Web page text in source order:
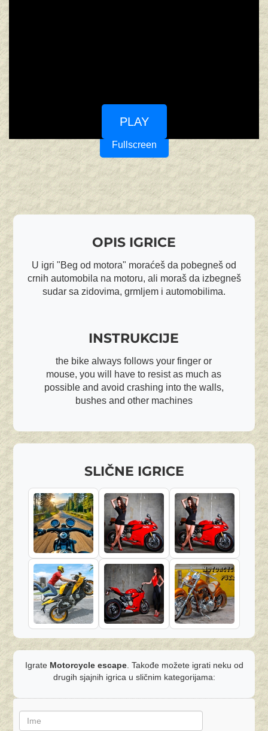
PLAY
Fullscreen
OPIS IGRICE
U igri "Beg od motora" moraćeš da pobegneš od
crnih automobila na motoru, ali moraš da izbegneš
sudar sa zidovima, grmljem i automobilima.
INSTRUKCIJE
the bike always follows your finger or
mouse, you will have to resist as much as
possible and avoid crashing into the walls,
bushes and other machines
SLIČNE IGRICE
Igrate Motorcycle escape. Takođe možete igrati neku od
drugih sjajnih igrica u sličnim kategorijama: